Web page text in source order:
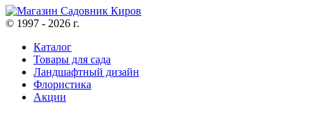
© 1997 - 2026 г.
Каталог
Товары для сада
Ландшафтный дизайн
Флористика
Акции